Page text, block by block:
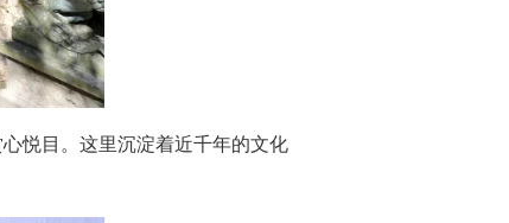
悦目。这里沉淀着近千年的文化